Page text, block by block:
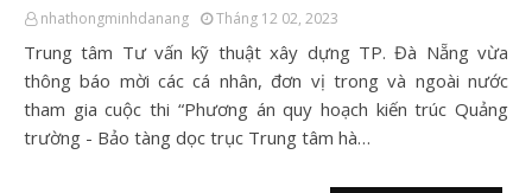
nhathongminhdanang Tháng 12 02, 2023
Trung tâm Tư vấn kỹ thuật xây dựng TP. Đà Nẵng vừa
thông báo mời các cá nhân, đơn vị trong và ngoài nước
tham gia cuộc thi “Phương án quy hoạch kiến trúc Quảng
trường - Bảo tàng dọc trục Trung tâm hà…